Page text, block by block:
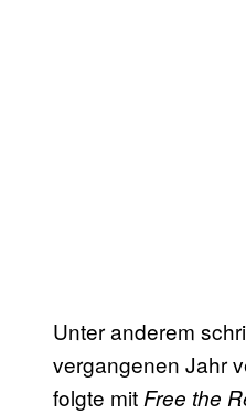
Unter anderem
vergangenen Jahr
folgte mitFree the